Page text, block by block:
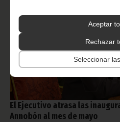
Aceptar
Rechazar
Seleccionar
El Ejecutivo atrasa las
Annobón al mes de mayo